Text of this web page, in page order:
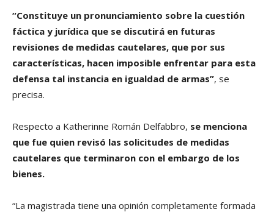
“Constituye un pronunciamiento sobre la cuestión
fáctica y jurídica que se discutirá en futuras
revisiones de medidas cautelares, que por sus
características, hacen imposible enfrentar para esta
defensa tal instancia en igualdad de armas”, se
precisa.
Respecto a Katherinne Román Delfabbro, se menciona
que fue quien revisó las solicitudes de medidas
cautelares que terminaron con el embargo de los
bienes.
“La magistrada tiene una opinión completamente formada